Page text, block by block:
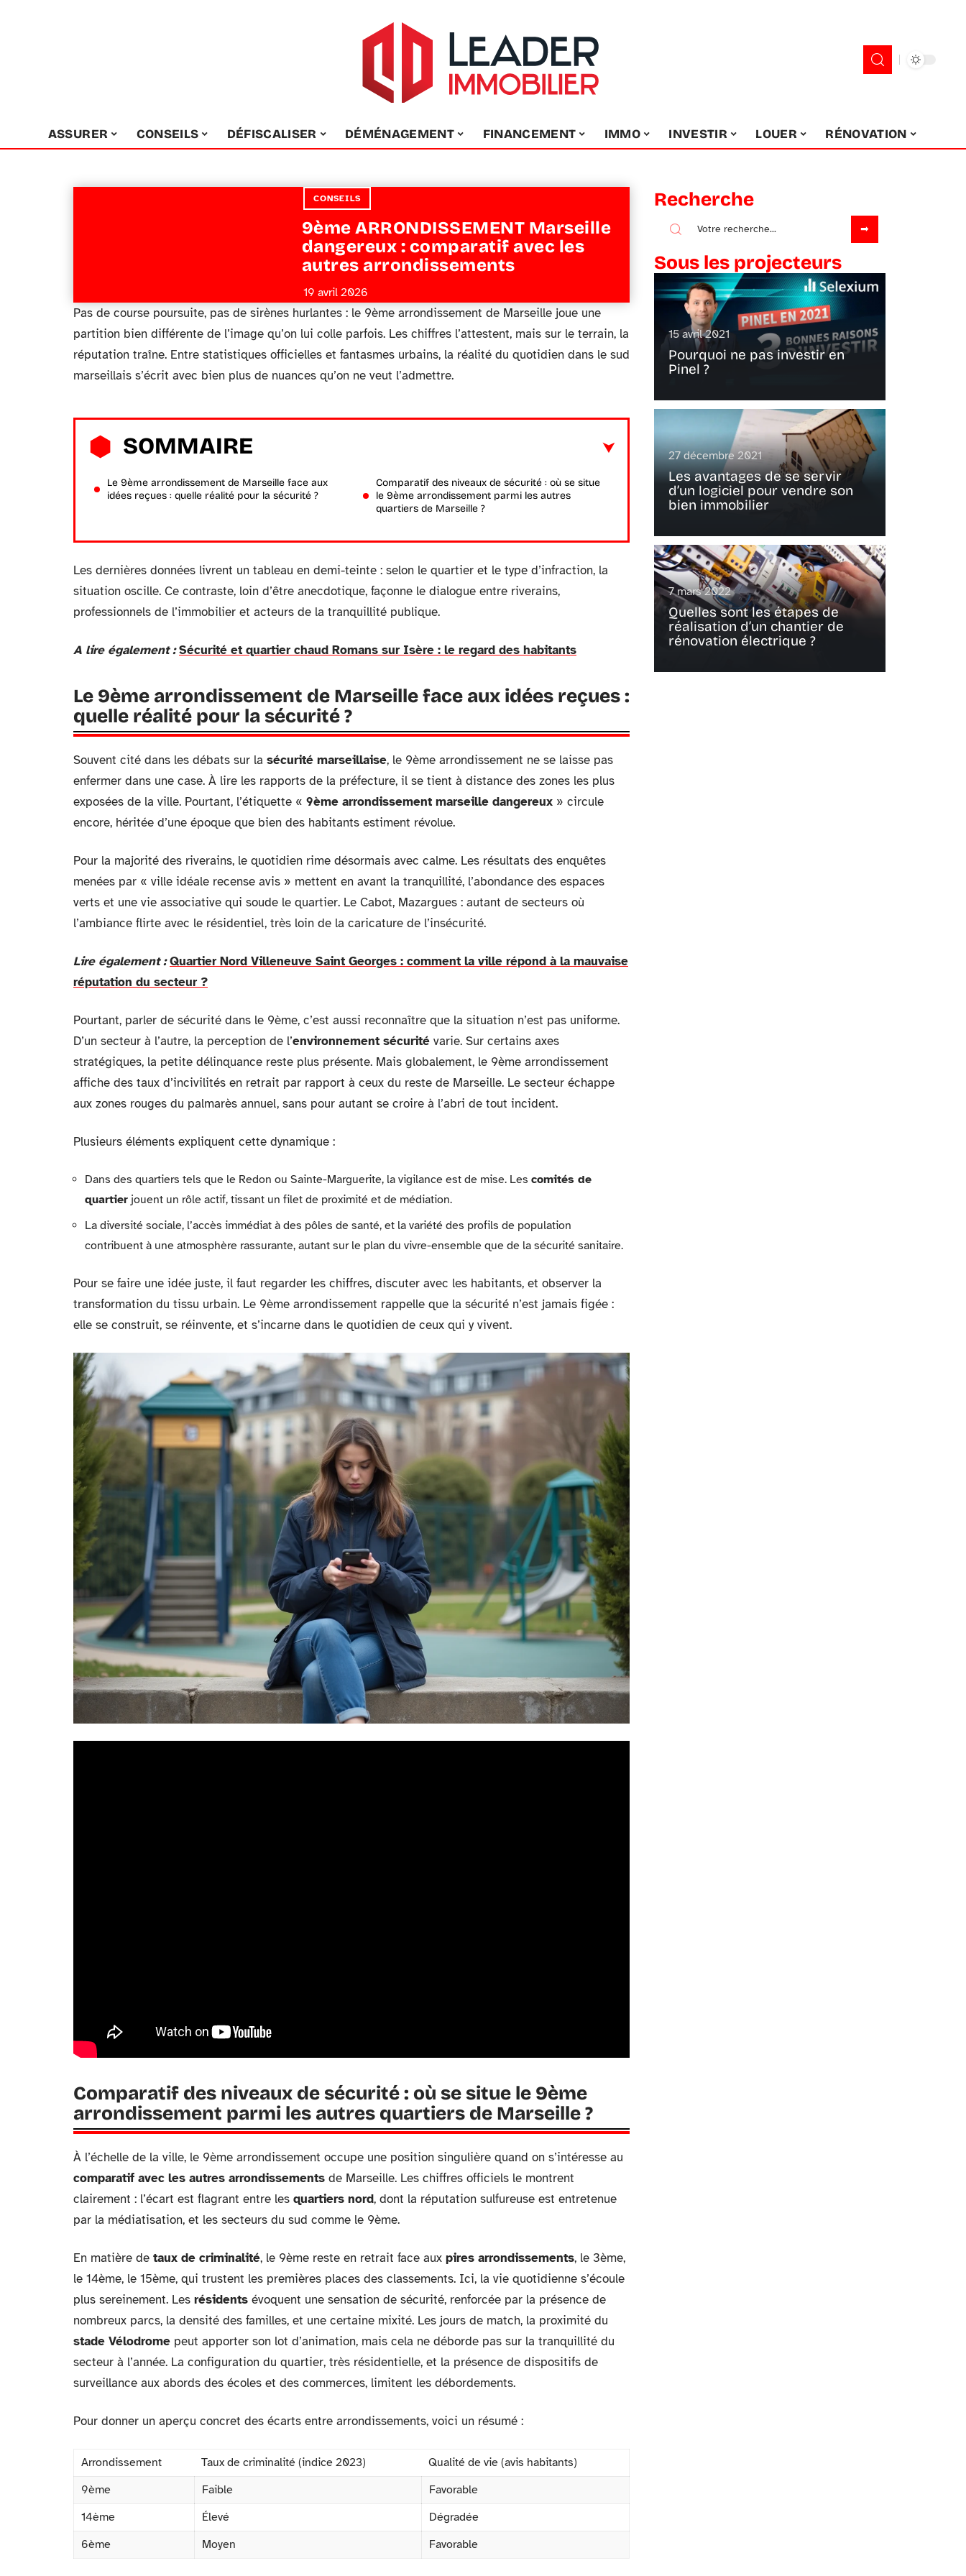
ASSURER CONSEILS DÉFISCALISER DÉMÉNAGEMENT FINANCEMENT IMMO INVESTIR LOUER RÉNOVATION
CONSEILS
9ème ARRONDISSEMENT Marseille
dangereux : comparatif avec les
autres arrondissements
19 avril 2026
Pas de course poursuite, pas de sirènes hurlantes : le 9ème arrondissement de Marseille joue une
partition bien différente de l’image qu’on lui colle parfois. Les chiffres l’attestent, mais sur le terrain, la
réputation traîne. Entre statistiques officielles et fantasmes urbains, la réalité du quotidien dans le sud
marseillais s’écrit avec bien plus de nuances qu’on ne veut l’admettre.
SOMMAIRE
Le 9ème arrondissement de Marseille face aux
idées reçues : quelle réalité pour la sécurité ?
Comparatif des niveaux de sécurité : où se situe
le 9ème arrondissement parmi les autres
quartiers de Marseille ?
Les dernières données livrent un tableau en demi-teinte : selon le quartier et le type d’infraction, la
situation oscille. Ce contraste, loin d’être anecdotique, façonne le dialogue entre riverains,
professionnels de l’immobilier et acteurs de la tranquillité publique.
A lire également : Sécurité et quartier chaud Romans sur Isère : le regard des habitants
Le 9ème arrondissement de Marseille face aux idées reçues :
quelle réalité pour la sécurité ?
Souvent cité dans les débats sur la sécurité marseillaise, le 9ème arrondissement ne se laisse pas
enfermer dans une case. À lire les rapports de la préfecture, il se tient à distance des zones les plus
exposées de la ville. Pourtant, l’étiquette « 9ème arrondissement marseille dangereux » circule
encore, héritée d’une époque que bien des habitants estiment révolue.
Pour la majorité des riverains, le quotidien rime désormais avec calme. Les résultats des enquêtes
menées par « ville idéale recense avis » mettent en avant la tranquillité, l’abondance des espaces
verts et une vie associative qui soude le quartier. Le Cabot, Mazargues : autant de secteurs où
l’ambiance flirte avec le résidentiel, très loin de la caricature de l’insécurité.
Lire également : Quartier Nord Villeneuve Saint Georges : comment la ville répond à la mauvaise
réputation du secteur ?
Pourtant, parler de sécurité dans le 9ème, c’est aussi reconnaître que la situation n’est pas uniforme.
D’un secteur à l’autre, la perception de l’environnement sécurité varie. Sur certains axes
stratégiques, la petite délinquance reste plus présente. Mais globalement, le 9ème arrondissement
affiche des taux d’incivilités en retrait par rapport à ceux du reste de Marseille. Le secteur échappe
aux zones rouges du palmarès annuel, sans pour autant se croire à l’abri de tout incident.
Plusieurs éléments expliquent cette dynamique :
Dans des quartiers tels que le Redon ou Sainte-Marguerite, la vigilance est de mise. Les comités de
quartier jouent un rôle actif, tissant un filet de proximité et de médiation.
La diversité sociale, l’accès immédiat à des pôles de santé, et la variété des profils de population
contribuent à une atmosphère rassurante, autant sur le plan du vivre-ensemble que de la sécurité sanitaire.
Pour se faire une idée juste, il faut regarder les chiffres, discuter avec les habitants, et observer la
transformation du tissu urbain. Le 9ème arrondissement rappelle que la sécurité n’est jamais figée :
elle se construit, se réinvente, et s’incarne dans le quotidien de ceux qui y vivent.
Comparatif des niveaux de sécurité : où se situe le 9ème
arrondissement parmi les autres quartiers de Marseille ?
À l’échelle de la ville, le 9ème arrondissement occupe une position singulière quand on s’intéresse au
comparatif avec les autres arrondissements de Marseille. Les chiffres officiels le montrent
clairement : l’écart est flagrant entre les quartiers nord, dont la réputation sulfureuse est entretenue
par la médiatisation, et les secteurs du sud comme le 9ème.
En matière de taux de criminalité, le 9ème reste en retrait face aux pires arrondissements, le 3ème,
le 14ème, le 15ème, qui trustent les premières places des classements. Ici, la vie quotidienne s’écoule
plus sereinement. Les résidents évoquent une sensation de sécurité, renforcée par la présence de
nombreux parcs, la densité des familles, et une certaine mixité. Les jours de match, la proximité du
stade Vélodrome peut apporter son lot d’animation, mais cela ne déborde pas sur la tranquillité du
secteur à l’année. La configuration du quartier, très résidentielle, et la présence de dispositifs de
surveillance aux abords des écoles et des commerces, limitent les débordements.
Pour donner un aperçu concret des écarts entre arrondissements, voici un résumé :
Arrondissement Taux de criminalité (indice 2023)
Qualité de vie (avis habitants)
9ème
Faible
Favorable
14ème
Élevé
Dégradée
6ème
Moyen Favorable
Recherche
Sous les projecteurs
15 avril 2021
Pourquoi ne pas investir en
Pinel ?
27 décembre 2021
Les avantages de se servir
d’un logiciel pour vendre son
bien immobilier
7 mars 2022
Quelles sont les étapes de
réalisation d’un chantier de
rénovation électrique ?